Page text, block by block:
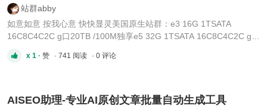
站群abby
如意如意 按我心意 快快显灵美国原生站群：e3 16G 1TSATA
16C8C4C2C g口20TB /100M独享e5 32G 1TSATA 16C8C4C2C g口
享双e5-2640V4 32G 1TSSD 16C8C4C2C g口20TB /100M独享香港
x 1 · 赞 · 741 阅读 · 0 评论
AISEO助理-专业AI原创文章批量自动生成工具